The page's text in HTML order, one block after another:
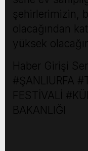
şehirlerimizin,
olacağından
yüksek
Haber Girişi
#ŞANLIURFA
FESTİVALİ
BAKANLIĞI